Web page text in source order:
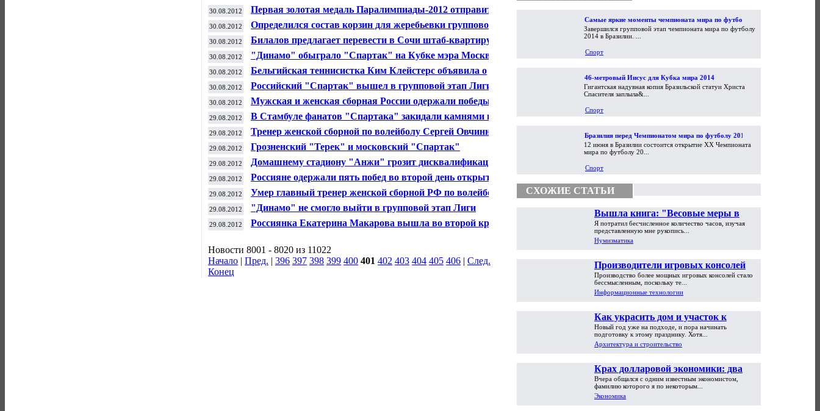
30.08.2012
Первая золотая медаль Паралимпиады-2012 отправится в
Китай
30.08.2012
Определился состав корзин для жеребьевки группового
этапа Лиги чемпионов по футболу
30.08.2012
Билалов предлагает перевести в Сочи штаб-квартиру
ОКР и спортивных федераций
30.08.2012 "Динамо" обыграло "Спартак" на Кубке мэра Москвы
30.08.2012
Бельгийская теннисистка Ким Клейстерс объявила о
завершении карьеры
30.08.2012
Российский "Спартак" вышел в групповой этап Лиги
чемпионов
30.08.2012
Мужская и женская сборная России одержали победы во
2-м туре Всемирной шахматной Олимпиады в Турции
29.08.2012
В Стамбуле фанатов "Спартака" закидали камнями и
бутылками
29.08.2012
Тренер женской сборной по волейболу Сергей Овчинников
был найден повешенным в номере гостиницы
29.08.2012
Грозненский "Терек" и московский "Спартак"
оштрафованы КДК РФС на 280 тысяч рублей
29.08.2012 Домашнему стадиону "Анжи" грозит дисквалификация
29.08.2012
Россияне одержали пять побед во второй день открытого
чемпионата США по теннису
29.08.2012
Умер главный тренер женской сборной РФ по волейболу
Сергей Овчинников
29.08.2012
"Динамо" не смогло выйти в групповой этап Лиги
Европы
29.08.2012
Россиянка Екатерина Макарова вышла во второй круг
Новости 8001 - 8020 из 11022
Начало | Пред. | 396 397 398 399 400 401 402 403 404 405 406 | След.
Конец
Самые яркие моменты чемпионата мира по футболу
2014
Завершился групповой этап чемпионата мира по футболу
2014 в Бразилии. ...
Спорт
46-метровый Иисус для Кубка мира 2014
Гигантская надувная копия Бразильской статуи Христа
Спасителя заплыла&...
Спорт
Бразилия перед Чемпионатом мира по футболу 2014
12 июня в Бразилии состоится открытие XX Чемпионата
мира по футболу 20...
Спорт
СХОЖИЕ СТАТЬИ
Вышла книга: "Весовые меры в
торговой практике Античности и
Средневековья"
Я потратил бесчисленное количество часов, изучая
представленную мне рукопись...
Нумизматика
Производители игровых консолей
достигли предела возможностей
Производство более мощных игровых консолей стало
бессмысленным, поскольку те...
Информационные технологии
Как украсить дом и участок к
Новому году
Новый год уже на подходе, и пора начинать
подготовку к этому празднику. Хотя...
Архитектура и строительство
Крах долларовой экономики: два
пути обрушения
Вчера общался с одним известным экономистом,
фамилию которого я по некоторым...
Экономика